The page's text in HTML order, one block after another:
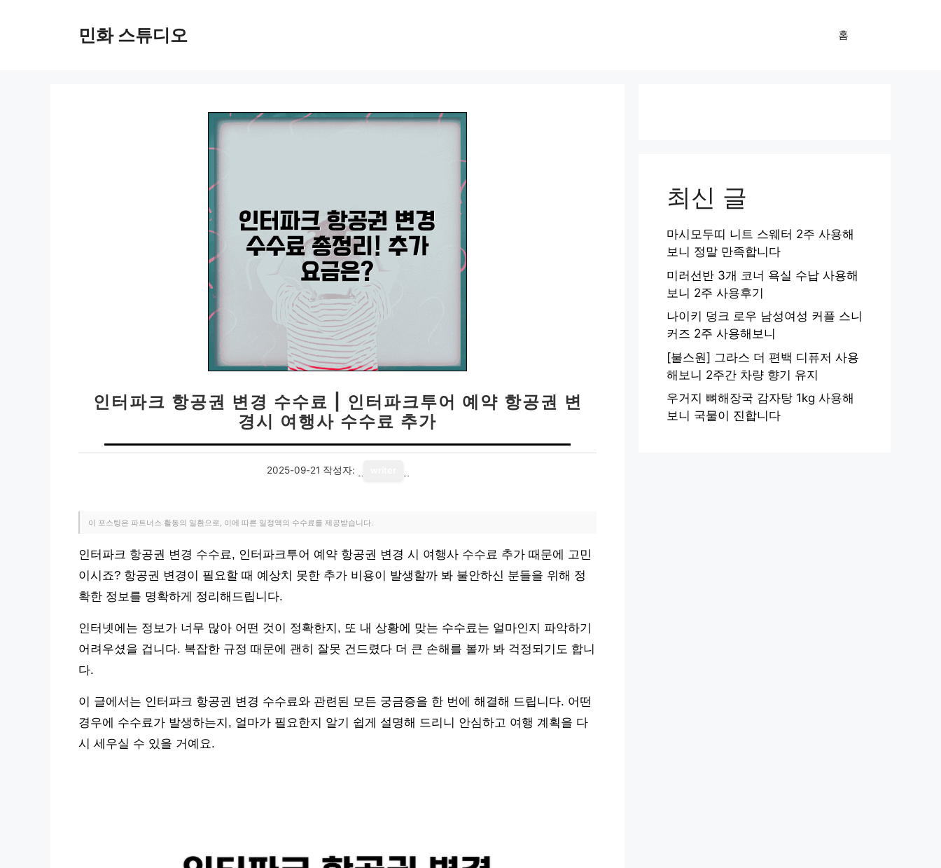
민화 스튜디오 홈
인터파크 항공권 변경 수수료 | 인터파크투어 예약 항공권 변
경시 여행사 수수료 추가
2025-09-21 작성자:
이 포스팅은 파트너스 활동의 일환으로, 이에 따른 일정액의 수수료를 제공받습니다.
인터파크 항공권 변경 수수료, 인터파크투어 예약 항공권 변경 시 여행사 수수료 추가 때문에 고민
이시죠? 항공권 변경이 필요할 때 예상치 못한 추가 비용이 발생할까 봐 불안하신 분들을 위해 정
확한 정보를 명확하게 정리해드립니다.
인터넷에는 정보가 너무 많아 어떤 것이 정확한지, 또 내 상황에 맞는 수수료는 얼마인지 파악하기
어려우셨을 겁니다. 복잡한 규정 때문에 괜히 잘못 건드렸다 더 큰 손해를 볼까 봐 걱정되기도 합니
다.
이 글에서는 인터파크 항공권 변경 수수료와 관련된 모든 궁금증을 한 번에 해결해 드립니다. 어떤
경우에 수수료가 발생하는지, 얼마가 필요한지 알기 쉽게 설명해 드리니 안심하고 여행 계획을 다
시 세우실 수 있을 거예요.
최신 글
마시모두띠 니트 스웨터 2주 사용해
보니 정말 만족합니다
미러선반 3개 코너 욕실 수납 사용해
보니 2주 사용후기
나이키 덩크 로우 남성여성 커플 스니
커즈 2주 사용해보니
[불스원] 그라스 더 편백 디퓨저 사용
해보니 2주간 차량 향기 유지
우거지 뼈해장국 감자탕 1kg 사용해
보니 국물이 진합니다